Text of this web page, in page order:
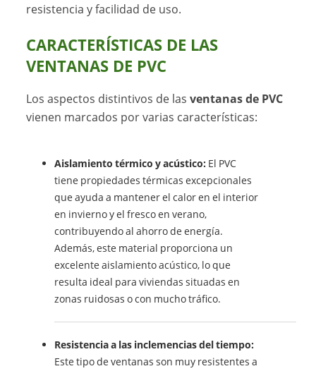
resistencia y facilidad de uso.
CARACTERÍSTICAS DE LAS
VENTANAS DE PVC
Los aspectos distintivos de lasventanas de PVC
vienen marcados por varias características:
Aislamiento térmico y acústico: El PVC
tiene propiedades térmicas excepcionales
que ayuda a mantener el calor en el interior
en invierno y el fresco en verano,
contribuyendo al ahorro de energía.
Además, este material proporciona un
excelente aislamiento acústico, lo que
resulta ideal para viviendas situadas en
zonas ruidosas o con mucho tráfico.
Resistencia a las inclemencias del tiempo:
Este tipo de ventanas son muy resistentes a